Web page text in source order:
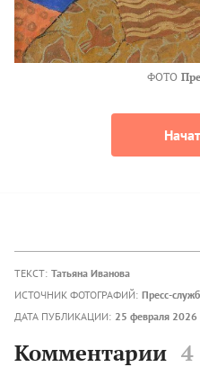
ФОТО
ТЕКСТ: Татьяна Иванова
ИСТОЧНИК ФОТОГРАФИЙ: Пресс-
ДАТА ПУБЛИКАЦИИ: 25 февраля 2026
Комментарии 4